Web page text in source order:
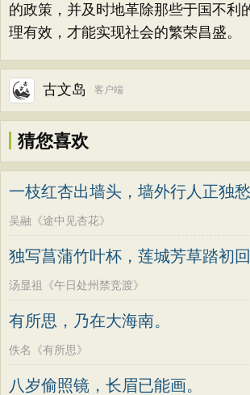
的政策，并及时地革除那些于国不利
理有效，才能实现社会的繁荣昌盛。
古文岛 客户端
猜您喜欢
一枝红杏出墙头，墙外行人正独愁
吴融《途中见杏花》
独写菖蒲竹叶杯，莲城芳草踏初回
汤显祖《午日处州禁竞渡》
有所思，乃在大海南。
佚名《有所思》
八岁偷照镜，长眉已能画。